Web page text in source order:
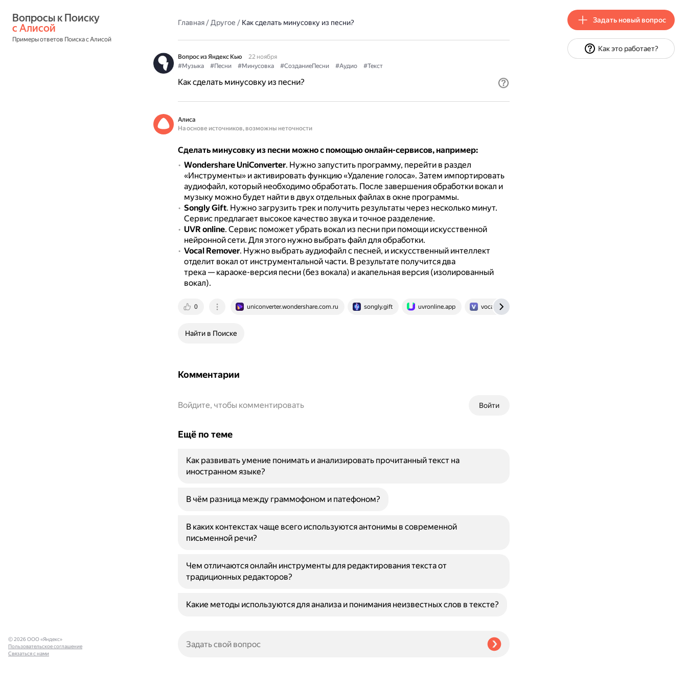
с Алисой
Примеры ответов Поиска с Алисой
Главная/Другое / Как сделать минусовку из песни?
Вопрос из Яндекс Кью
22 ноября
#Музыка
#Песни #Минусовка #СозданиеПесни #Аудио #Текст
Как сделать минусовку из песни?
Алиса
На основе источников, возможны неточности
Сделать минусовку из песни можно с помощью онлайн-сервисов, например:
Wondershare UniConverter. Нужно запустить программу, перейти в раздел
«Инструменты» и активировать функцию «Удаление голоса». Затем импортировать
аудиофайл, который необходимо обработать. После завершения обработки вокал и
музыку можно будет найти в двух отдельных файлах в окне программы.
Songly Gift. Нужно загрузить трек и получить результаты через несколько минут.
Сервис предлагает высокое качество звука и точное разделение.
UVR online. Сервис поможет убрать вокал из песни при помощи искусственной
нейронной сети. Для этого нужно выбрать файл для обработки.
Vocal Remover. Нужно выбрать аудиофайл с песней, и искусственный интеллект
отделит вокал от инструментальной части. В результате получится два
трека — караоке-версия песни (без вокала) и акапельная версия (изолированный
вокал).
0 uniconverter.wondershare.com.ru songly.gift uvronline.app vocalremover.org
Найти в Поиске
Комментарии
Войти
Войдите, чтобы комментировать
Ещё по теме
Как развивать умение понимать и анализировать прочитанный текст на
иностранном языке?
В чём разница между граммофоном и патефоном?
В каких контекстах чаще всего используются антонимы в современной
письменной речи?
Чем отличаются онлайн инструменты для редактирования текста от
традиционных редакторов?
Какие методы используются для анализа и понимания неизвестных слов в тексте?
© 2026 ООО «Яндекс»
Пользовательское соглашение
Связаться с нами
Задать новый вопрос
Как это работает?